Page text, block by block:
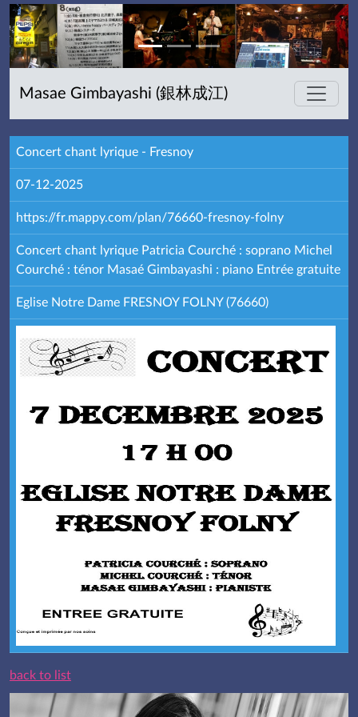
Masae Gimbayashi (銀林成江)
Concert chant lyrique - Fresnoy
07-12-2025
https://fr.mappy.com/plan/76660-fresnoy-folny
Concert chant lyrique Patricia Courché : soprano Michel
Courché : ténor Masaé Gimbayashi : piano Entrée gratuite
Eglise Notre Dame FRESNOY FOLNY (76660)
back to list